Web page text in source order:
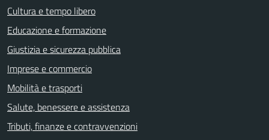
Cultura e tempo libero
Educazione e formazione
Giustizia e sicurezza pubblica
Imprese e commercio
Mobilità e trasporti
Salute, benessere e assistenza
Tributi, finanze e contravvenzioni